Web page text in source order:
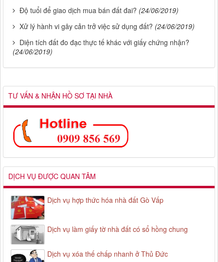
Độ tuổi để giao dịch mua bán đất đai? (24/06/2019)
Xử lý hành vi gây cản trở việc sử dụng đất? (24/06/2019)
Diện tích đất đo đạc thực tế khác với giấy chứng nhận?
(24/06/2019)
TƯ VẤN & NHẬN HỒ SƠ TẠI NHÀ
DỊCH VỤ ĐƯỢC QUAN TÂM
Dịch vụ hợp thức hóa nhà đất Gò Vấp
Dịch vụ làm giấy tờ nhà đất có sổ hồng chung
Dịch vụ xóa thế chấp nhanh ở Thủ Đức